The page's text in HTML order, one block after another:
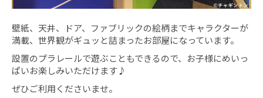
壁紙、天井、ドア、ファブリックの絵柄までキャラクターが
満載、世界観がギュッと詰まったお部屋になっています。
設置のプラレールで遊ぶこともできるので、お子様にめいっ
ぱいお楽しみいただけます♪
ぜひご利用くださいませ。